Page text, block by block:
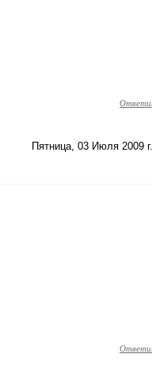
Пятница, 03 Июля 2009